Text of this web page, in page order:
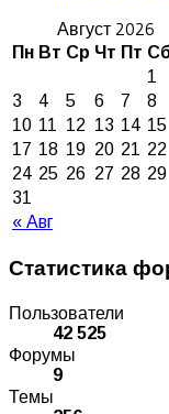
Август 2026
Пн Вт Ср Чт Пт
« Авг
1
3
4 5 6 7 8
10 11 12 13 14 15
17 18 19 20 21 22
24 25 26 27 28 29
31
Статистика
Пользователи
42 525
Форумы
9
Темы